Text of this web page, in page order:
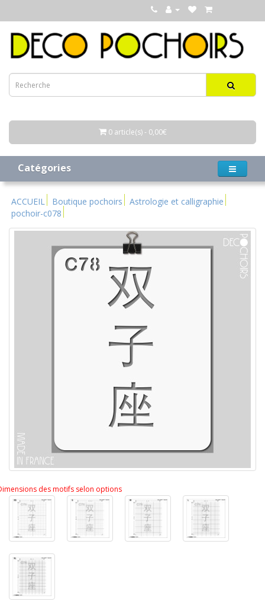
0 article(s) - 0,00€
Catégories
ACCUEIL Boutique pochoirs
Astrologie et calligraphie
pochoir-c078
des motifs selon options